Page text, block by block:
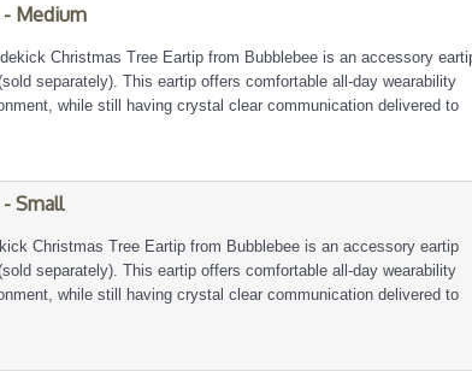
- Medium
Christmas Tree Eartip from Bubblebee is an accessory
separately). This eartip offers comfortable all-day wearability
while still having crystal clear communication delivered to
- Small
Christmas Tree Eartip from Bubblebee is an accessory eartip
separately). This eartip offers comfortable all-day wearability
while still having crystal clear communication delivered to